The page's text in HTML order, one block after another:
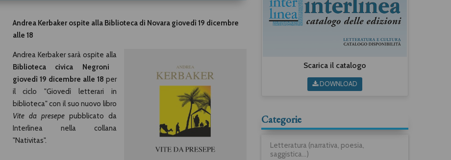
Andrea Kerbaker ospite alla Biblioteca di Novara giovedì 19 dicembre
alle 18
Andrea Kerbaker sarà ospite alla
Biblioteca civica Negroni
giovedì 19 dicembre alle 18 per
il ciclo "Giovedì letterari in
biblioteca" con il suo nuovo libro
Vite da presepepubblicato da
Interlinea nella collana
"Nativitas".
Scarica il catalogo
DOWNLOAD
Categorie
Letteratura (narrativa, poesia,
saggistica...)